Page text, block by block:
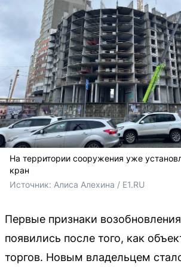
На территории сооружения уже
кран
Источник: Алиса Алехина / E1.RU
Первые признаки
появились после того, как
торгов. Новым владельцем